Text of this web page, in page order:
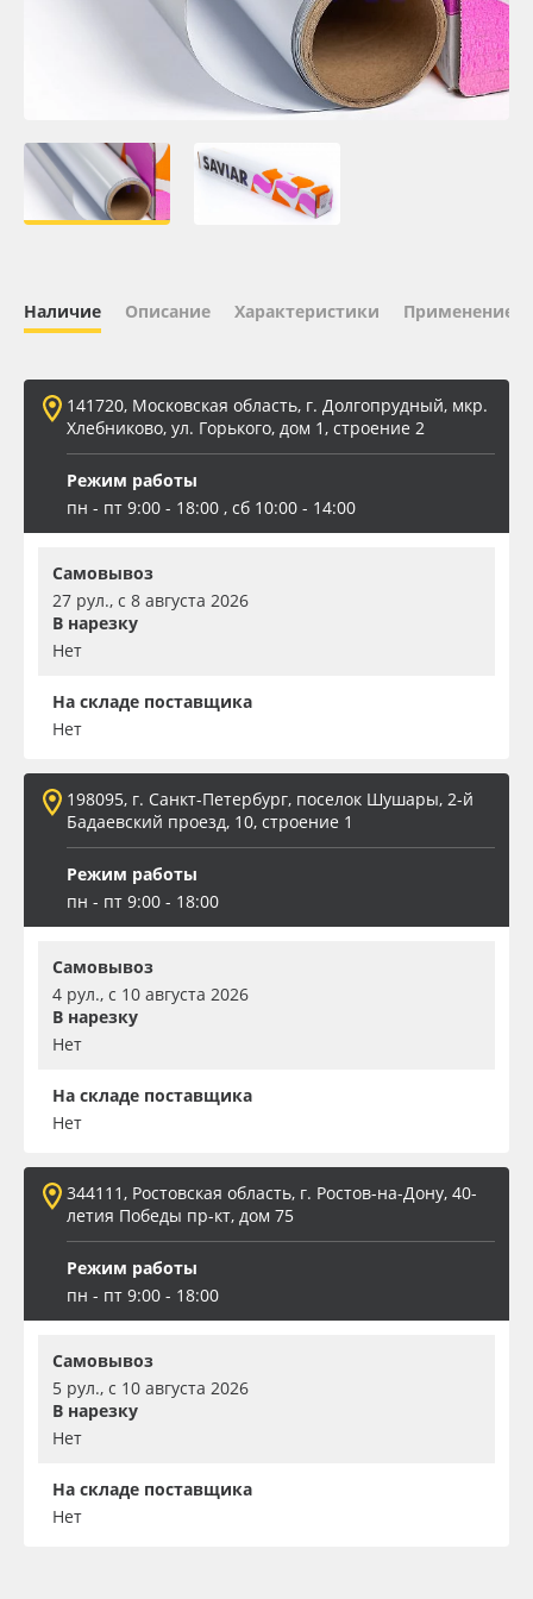
Плёнка монтажная Oratape
ПЭТ листовой
Баннер
Заготовки для сувениров
Наличие Описание Характеристики Применение
141720, Московская область, г. Долгопрудный, мкр.
Хлебниково, ул. Горького, дом 1, строение 2
Режим работы
пн - пт 9:00 - 18:00 , сб 10:00 - 14:00
Самовывоз
27 рул., с 8 августа 2026
В нарезку
Нет
На складе поставщика
Нет
198095, г. Санкт-Петербург, поселок Шушары, 2-й
Бадаевский проезд, 10, строение 1
Режим работы
пн - пт 9:00 - 18:00
Самовывоз
4 рул., с 10 августа 2026
В нарезку
Нет
На складе поставщика
Нет
344111, Ростовская область, г. Ростов-на-Дону, 40-
летия Победы пр-кт, дом 75
Режим работы
пн - пт 9:00 - 18:00
Самовывоз
5 рул., с 10 августа 2026
В нарезку
Нет
На складе поставщика
Нет